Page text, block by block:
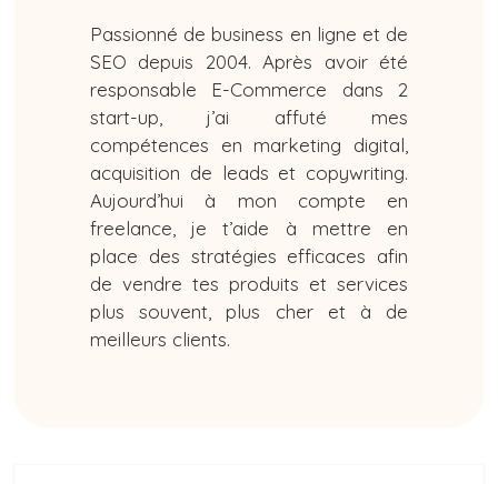
Passionné de business en ligne et de
SEO depuis 2004. Après avoir été
responsable E-Commerce dans 2
start-up, j’ai affuté mes
compétences en marketing digital,
acquisition de leads et copywriting.
Aujourd’hui à mon compte en
freelance, je t’aide à mettre en
place des stratégies efficaces afin
de vendre tes produits et services
plus souvent, plus cher et à de
meilleurs clients.